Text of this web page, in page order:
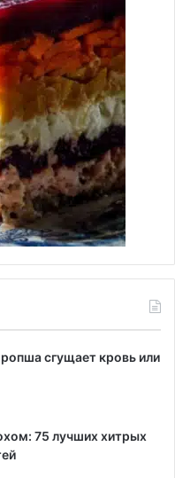
сгущает кровь или
75 лучших хитрых